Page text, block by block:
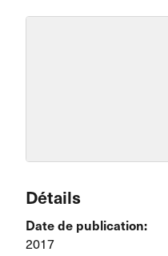
Détails
Date de publication:
2017